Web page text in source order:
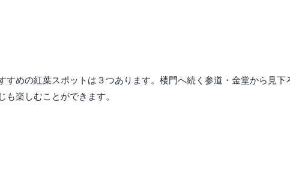
めの紅葉スポットは３つあります。楼門へ続く参道・金堂から見
楽しむことができます。